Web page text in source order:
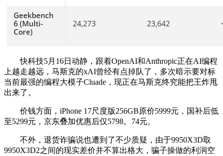
快科技5月16日动静，跟着OpenAI和Anthropic正在AI编程
上越走越远，马斯克的xAI曾经有点掉队了，多次暗示要对标
当前最强的编程大模子Cluade，现正在马斯克终究能把王炸甩
出来了。
价钱方面，iPhone 17尺度版256GB原价5999元，国补后低
至5299元，京东叠加优惠后仅5798。74元。
不外，退货诈骗说也遭到了不少质疑，由于9950X3D取
9950X3D2之间的现实差价并不算出格大，骗子操做的利润空